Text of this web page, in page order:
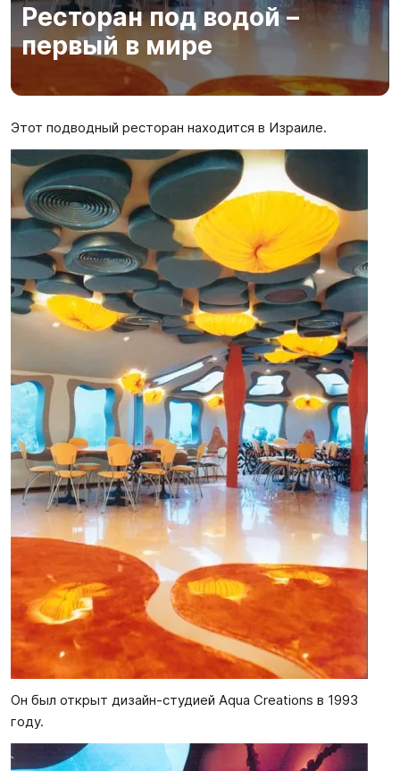
Карты
Бренды
Ресторан под водой –
первый в мире
Этот подводный ресторан находится в Израиле.
Он был открыт дизайн-студией Aqua Creations в 1993
году.